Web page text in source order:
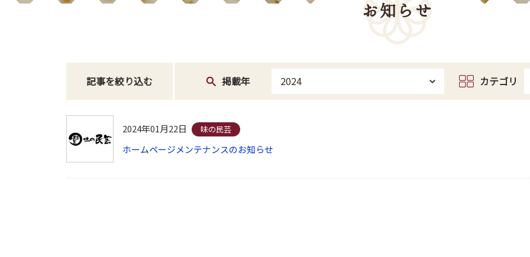
お知らせ
記事を絞り込む 掲載年 2024 カテゴリ
2024年01月22日 味の民芸
ホームページメンテナンスのお知らせ